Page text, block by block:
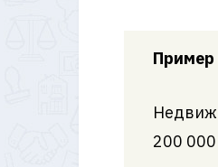
Пример
200